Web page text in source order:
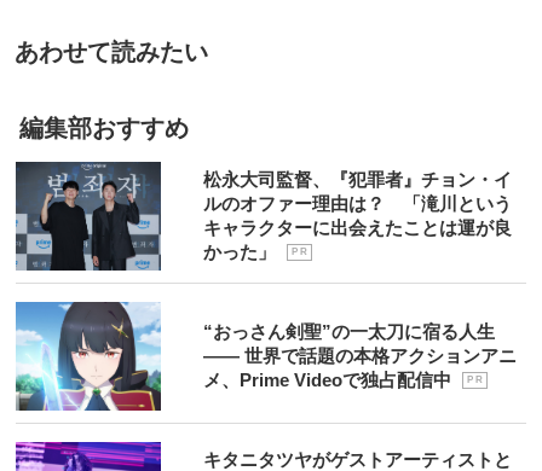
あわせて読みたい
編集部おすすめ
松永大司監督、『犯罪者』チョン・イ
ルのオファー理由は？ 「滝川という
キャラクターに出会えたことは運が良
かった」
P R
“おっさん剣聖”の一太刀に宿る人生
―― 世界で話題の本格アクションアニ
メ、Prime Videoで独占配信中
P R
キタニタツヤがゲストアーティストと